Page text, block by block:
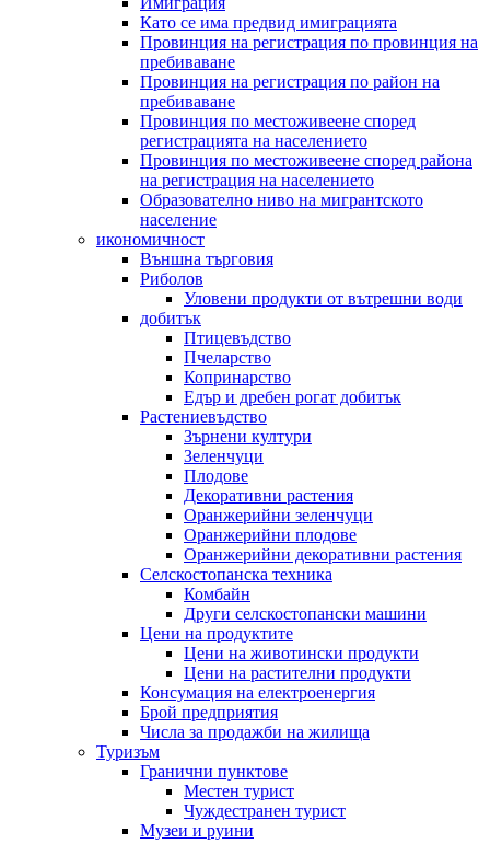
Като се има предвид имиграцията
Провинция на регистрация по провинция на
пребиваване
Провинция на регистрация по район на
пребиваване
Провинция по местоживеене според
регистрацията на населението
Провинция по местоживеене според района
на регистрация на населението
Образователно ниво на мигрантското
население
икономичност
Външна търговия
Риболов
Уловени продукти от вътрешни води
добитък
Птицевъдство
Пчеларство
Копринарство
Едър и дребен рогат добитък
Растениевъдство
Зърнени култури
Зеленчуци
Плодове
Декоративни растения
Оранжерийни зеленчуци
Оранжерийни плодове
Оранжерийни декоративни растения
Селскостопанска техника
Комбайн
Други селскостопански машини
Цени на продуктите
Цени на животински продукти
Цени на растителни продукти
Консумация на електроенергия
Брой предприятия
Числа за продажби на жилища
Туризъм
Гранични пунктове
Местен турист
Чуждестранен турист
Музеи и руини